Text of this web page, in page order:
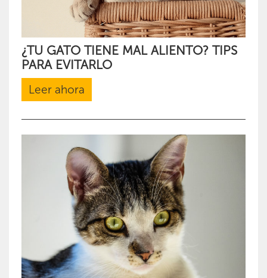
¿TU GATO TIENE MAL ALIENTO? TIPS
PARA EVITARLO
Leer ahora